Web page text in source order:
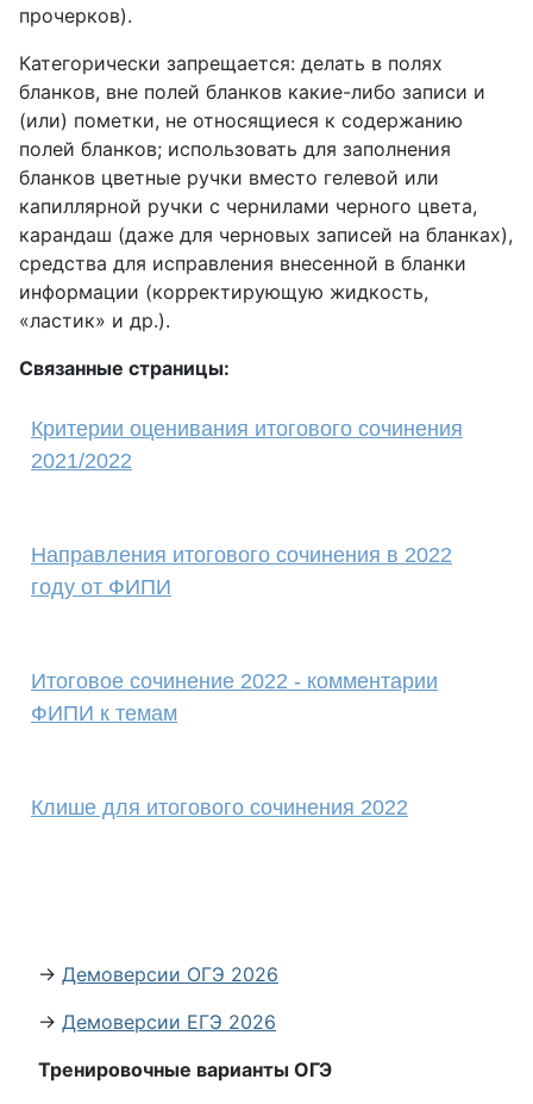
прочерков).
Категорически запрещается: делать в полях
бланков, вне полей бланков какие-либо записи и
(или) пометки, не относящиеся к содержанию
полей бланков; использовать для заполнения
бланков цветные ручки вместо гелевой или
капиллярной ручки с чернилами черного цвета,
карандаш (даже для черновых записей на бланках),
средства для исправления внесенной в бланки
информации (корректирующую жидкость,
«ластик» и др.).
Связанные страницы:
Критерии оценивания итогового сочинения
2021/2022
Направления итогового сочинения в 2022
году от ФИПИ
Итоговое сочинение 2022 - комментарии
ФИПИ к темам
Клише для итогового сочинения 2022
→ Демоверсии ОГЭ 2026
→ Демоверсии ЕГЭ 2026
Тренировочные варианты ОГЭ